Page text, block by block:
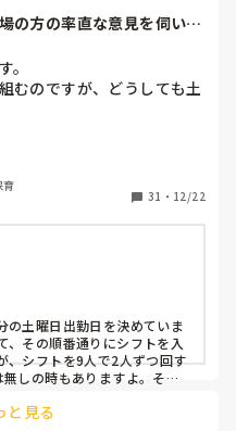
の方の率直な意見を伺いた
むのですが、どうしても土
いつも苦労しています。
勤務が始まると一日も土曜
制限をかける
のできる日を1日だけピッ
難しければ自身で代わりの
ることを考えています。
育
31 ・ 12/22
土曜日出勤日を決めていま
、その順番通りにシフトを入
、シフトを9人で2人ずつ回す
しの時もありますよ。その
と見る